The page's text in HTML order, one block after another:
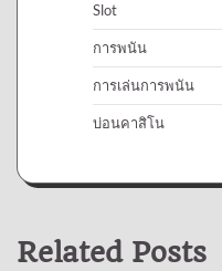
Slot
การพนัน
การเล่นการพนัน
บ่อนคาสิโน
Related Posts